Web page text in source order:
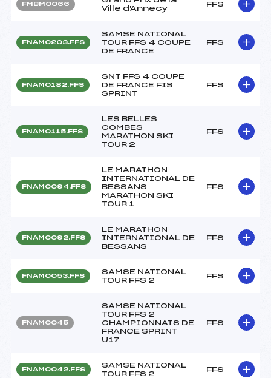
FMBM0066
Ville d'Annecy
FFS
FNAM0203.FFS
SAMSE NATIONAL
TOUR FFS 4 COUPE
DE FRANCE
FFS
FNAM0182.FFS
SNT FFS 4 COUPE
DE FRANCE FIS
SPRINT
FFS
FNAM0115.FFS
LES BELLES
COMBES
MARATHON SKI
TOUR 2
FFS
FNAM0094.FFS
LE MARATHON
INTERNATIONAL DE
BESSANS
MARATHON SKI
TOUR 1
FFS
FNAM0092.FFS
LE MARATHON
INTERNATIONAL DE
BESSANS
FFS
FNAM0053.FFS
SAMSE NATIONAL
TOUR FFS 2
FFS
FNAM0045
SAMSE NATIONAL
TOUR FFS 2
CHAMPIONNATS DE
FRANCE SPRINT
U17
FFS
FNAM0042.FFS
SAMSE NATIONAL
TOUR FFS 2
FFS